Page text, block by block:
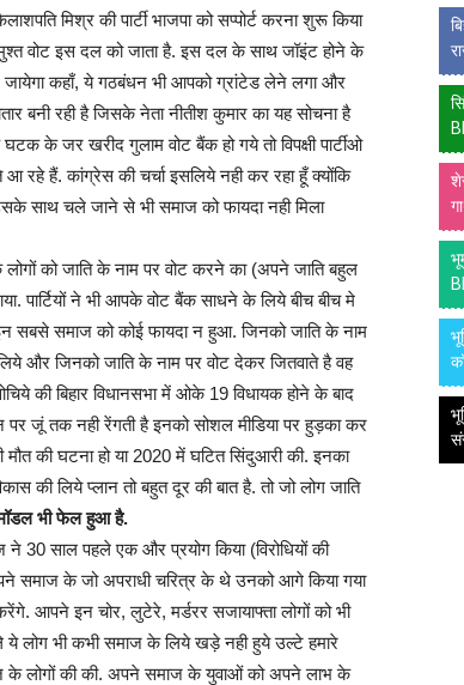
मिश्र की पार्टी भाजपा को सप्पोर्ट करना शुरू किया
वोट इस दल को जाता है. इस दल के साथ जॉइंट होने के
कहाँ, ये गठबंधन भी आपको ग्रांटेड लेने लगा और
बनी रही है जिसके नेता नीतीश कुमार का यह सोचना है
के जर खरीद गुलाम वोट बैंक हो गये तो विपक्षी पार्टीओ
हैं. कांग्रेस की चर्चा इसलिये नही कर रहा हूँ क्योंकि
उसके साथ चले जाने से भी समाज को फायदा नही मिला
को जाति के नाम पर वोट करने का (अपने जाति बहुल
पार्टियों ने भी आपके वोट बैंक साधने के लिये बीच बीच मे
सबसे समाज को कोई फायदा न हुआ. जिनको जाति के नाम
और जिनको जाति के नाम पर वोट देकर जितवाते है वह
की बिहार विधानसभा में ओके 19 विधायक होने के बाद
जूं तक नही रेंगती है इनको सोशल मीडिया पर हुड़का कर
की घटना हो या 2020 में घटित सिंदुआरी की. इनका
लिये प्लान तो बहुत दूर की बात है. तो जो लोग जाति
भी फेल हुआ है.
30 साल पहले एक और प्रयोग किया (विरोधियों की
समाज के जो अपराधी चरित्र के थे उनको आगे किया गया
आपने इन चोर, लुटेरे, मर्डरर सजायाफ्ता लोगों को भी
ये लोग भी कभी समाज के लिये खड़े नही हुये उल्टे हमारे
के लोगों की की. अपने समाज के युवाओं को अपने लाभ के